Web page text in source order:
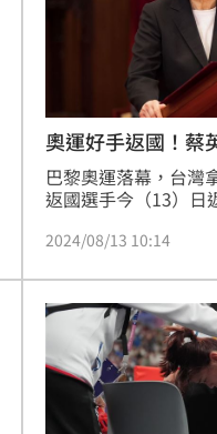
奧運好手返國！蔡
結
巴黎奧運落幕，台灣
返國選手今（13）日
雄們歸來。前總統蔡
感謝選手們，也感謝
轉發澄清訊息、分享
2024/08/13 10:14